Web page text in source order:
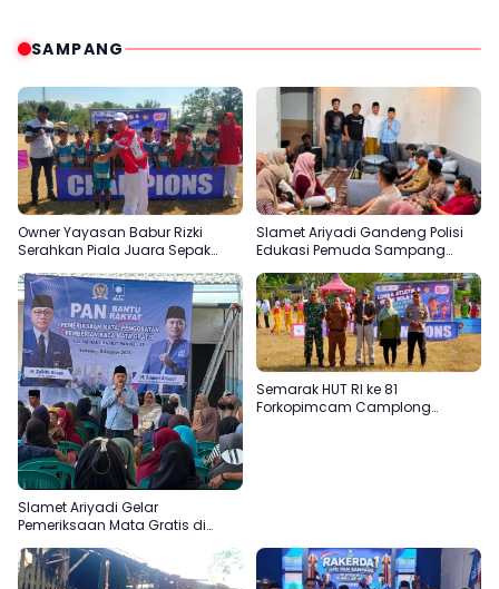
SAMPANG
Owner Yayasan Babur Rizki
Serahkan Piala Juara Sepak
Slamet Ariyadi Gandeng Polisi
Edukasi Pemuda Sampang
Slamet Ariyadi Gelar
Pemeriksaan Mata Gratis di
Sampang, Komitmen
Menjadikan Madura Basis PAN
Semarak HUT RI ke 81
Forkopimcam Camplong